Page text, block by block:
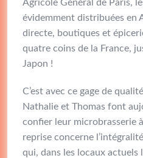
Agricole Général de Paris,
évidemment distribuées en
directe, boutiques et
quatre coins de la France,
Japon !
C’est avec ce gage de
Nathalie et Thomas font
confier leur microbrasserie à
reprise concerne
qui, dans les locaux actuels